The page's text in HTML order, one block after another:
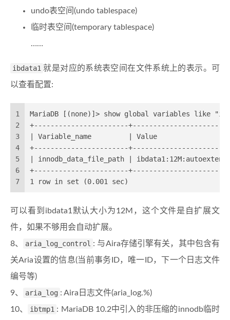
undo表空间(undo tablespace)
临时表空间(temporary tablespace)
……
ibdata1 就是对应的系统表空间在文件系统上的表示。可
以查看配置:
1
2
3
4
5
6
7
MariaDB [(none)]> show global variables like
+-----------------------+------------------------
| Variable_name         | Value
+-----------------------+------------------------
| innodb_data_file_path |
+-----------------------+------------------------
1 row in set (0.001 sec)
可以看到ibdata1默认大小为12M，这个文件是自扩展文
件，如果不够用会自动扩展。
8、
aria_log_control : 与Aira存储引擎有关，其中包含有
关Aria设置的信息(当前事务ID，唯一ID，下一个日志文件
编号等)
9、
aria_log : Aira日志文件(aria_log.%)
10、
ibtmp1 : MariaDB 10.2中引入的非压缩的innodb临时